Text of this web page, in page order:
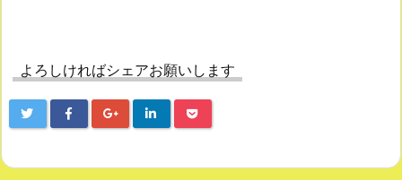
よろしければシェアお願いします